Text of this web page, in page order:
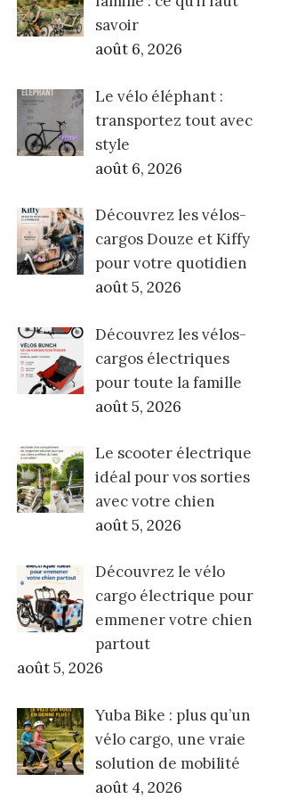
savoir
août 6, 2026
Le vélo éléphant :
transportez tout avec
style
août 6, 2026
Découvrez les vélos-
cargos Douze et Kiffy
pour votre quotidien
août 5, 2026
Découvrez les vélos-
cargos électriques
pour toute la famille
août 5, 2026
Le scooter électrique
idéal pour vos sorties
avec votre chien
août 5, 2026
Découvrez le vélo
cargo électrique pour
emmener votre chien
partout
août 5, 2026
Yuba Bike : plus qu’un
vélo cargo, une vraie
solution de mobilité
août 4, 2026